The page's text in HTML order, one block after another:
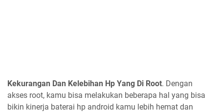
Kekurangan Dan Kelebihan Hp Yang Di Root. Dengan
akses root, kamu bisa melakukan beberapa hal yang bisa
bikin kinerja baterai hp android kamu lebih hemat dan